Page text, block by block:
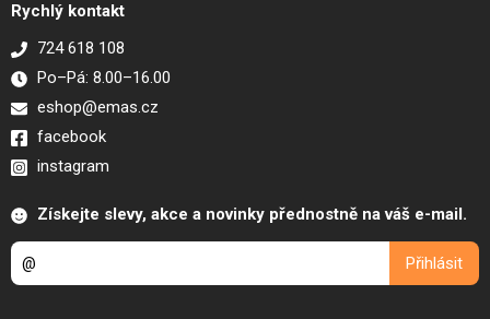
Rychlý kontakt
724 618 108
Po–Pá: 8.00–16.00
eshop@emas.cz
facebook
instagram
Získejte slevy, akce a novinky přednostně na váš e-mail.